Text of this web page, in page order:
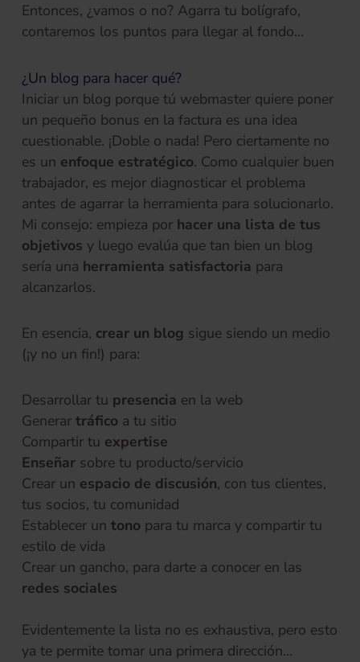
Entonces, ¿vamos o no? Agarra tu bolígrafo,
contaremos los puntos para llegar al fondo…
¿Un blog para hacer qué?
Iniciar un blog porque tú webmaster quiere poner
un pequeño bonus en la factura es una idea
cuestionable. ¡Doble o nada! Pero ciertamente no
es un enfoque estratégico. Como cualquier buen
trabajador, es mejor diagnosticar el problema
antes de agarrar la herramienta para solucionarlo.
Mi consejo: empieza por hacer una lista de tus
objetivos y luego evalúa que tan bien un blog
sería una herramienta satisfactoria para
alcanzarlos.
En esencia, crear un blog sigue siendo un medio
(¡y no un fin!) para:
Desarrollar tu presencia en la web
Generartráfico a tu sitio
Compartir tu expertise
Enseñar sobre tu producto/servicio
Crear un espacio de discusión, con tus clientes,
tus socios, tu comunidad
Establecer untono para tu marca y compartir tu
estilo de vida
Crear un gancho, para darte a conocer en las
redes sociales
Evidentemente la lista no es exhaustiva, pero esto
ya te permite tomar una primera dirección…